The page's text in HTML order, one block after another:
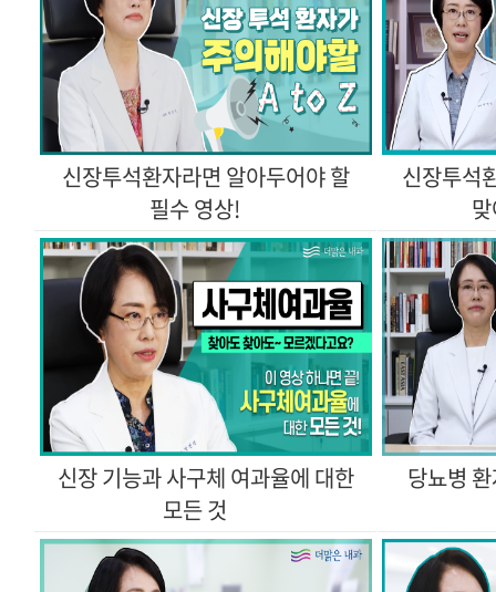
필수 영상!
모든 것